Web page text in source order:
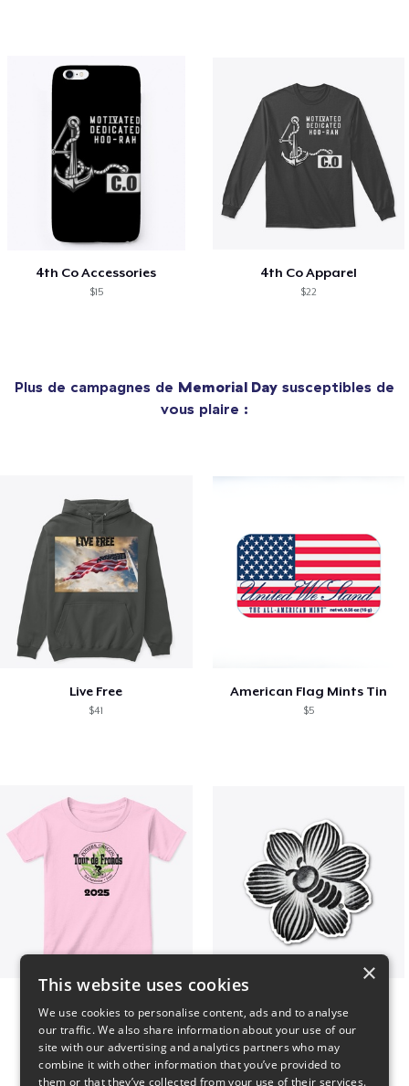
4th Co Accessories
$15
4th Co Apparel
$22
Plus de campagnes de Memorial Day susceptibles de
vous plaire :
Live Free
$41
American Flag Mints Tin
$5
×
This website uses cookies
We use cookies to personalise content, ads and to analyse
our traffic. We also share information about your use of our
site with our advertising and analytics partners who may
combine it with other information that you’ve provided to
them or that they’ve collected from your use of their services.